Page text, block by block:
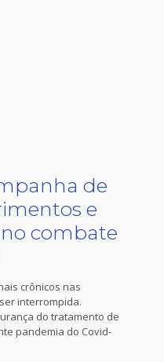
de
e
combate
crônicos nas
interrompida.
do tratamento de
pandemia do Covid-